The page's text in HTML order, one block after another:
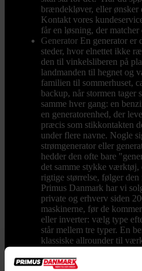
brændekløver, eller
Kontakt vores
får en løsning, der matcher
Generator En generator er
steder, hvor elnettet ikke
den til vinkelsliberen på
landmanden til hegnet og
familien til sommerhuset,
backup, når stormen tager
samme hver gang: en
en generatorenhed, der
præcis som stikkontakten
under flere navne. Nogle
strømgenerator eller
hedder den ofte bare
det samme stykke værktøj,
rigtige størrelse, følger
Primus Danmark har vi
private og erhverv siden
maskinerne, før de
eller inverter: vælg type
står mellem tre typer. En
klassiske allrounder til
små transportable modeller